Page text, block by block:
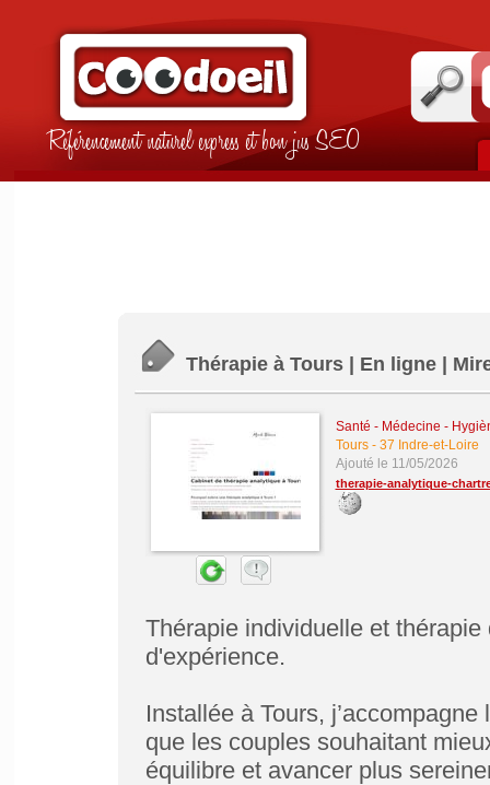
Référencement naturel express et bon jus SEO
Thérapie à Tours | En ligne |
Santé - Médecine -
Tours- 37 Indre-et-Loire
Ajouté le 11/05/2026
therapie-analytique-
Thérapie individuelle et
d'expérience.
Installée à Tours,
que les couples souhaitant
équilibre et avancer plus